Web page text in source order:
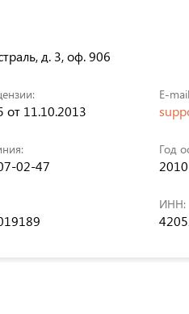
д. 3, оф. 906
11.10.2013
E-
02-47
Год
2010
ИНН: